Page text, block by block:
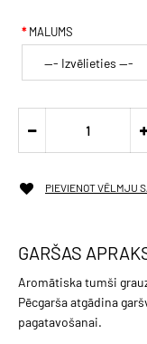
MALUMS
PIEVIENOT VĒLMJU
GARŠAS
Aromātiska tumši
Pēcgarša atgādina
pagatavošanai.